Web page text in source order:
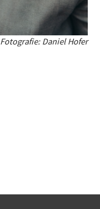
Fotografie: Daniel Hofer